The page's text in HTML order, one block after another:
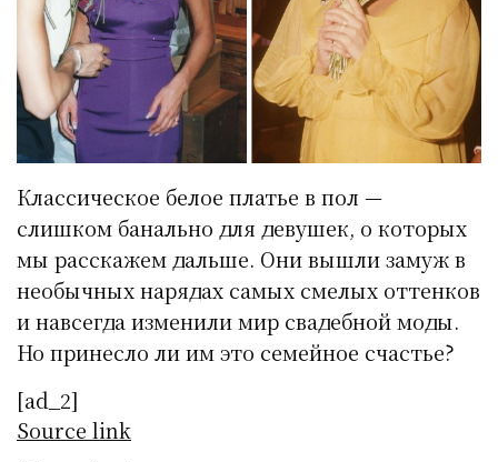
Классическое белое платье в пол —
слишком банально для девушек, о которых
мы расскажем дальше. Они вышли замуж в
необычных нарядах самых смелых оттенков
и навсегда изменили мир свадебной моды.
Но принесло ли им это семейное счастье?
[ad_2]
Source link